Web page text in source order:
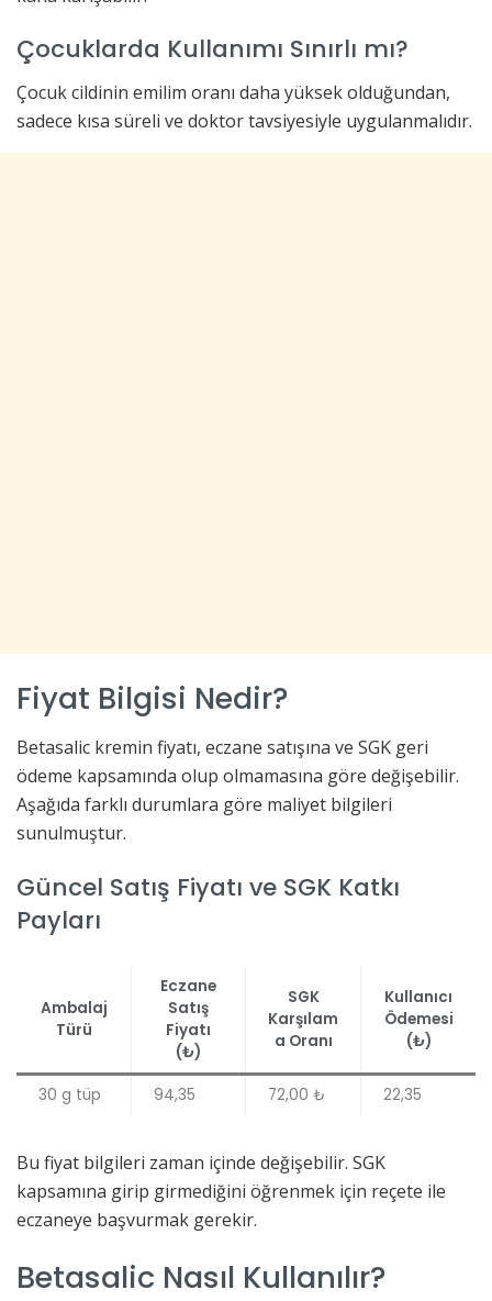
Çocuklarda Kullanımı Sınırlı mı?
Çocuk cildinin emilim oranı daha yüksek olduğundan,
sadece kısa süreli ve doktor tavsiyesiyle uygulanmalıdır.
Fiyat Bilgisi Nedir?
Betasalic kremin fiyatı, eczane satışına ve SGK geri
ödeme kapsamında olup olmamasına göre değişebilir.
Aşağıda farklı durumlara göre maliyet bilgileri
sunulmuştur.
Güncel Satış Fiyatı ve SGK Katkı
Payları
Ambalaj
Türü
Eczane
Satış
Fiyatı
(₺)
SGK
Karşılam
a Oranı
Kullanıcı
Ödemesi
(₺)
30 g tüp 94,35 72,00 ₺ 22,35
Bu fiyat bilgileri zaman içinde değişebilir. SGK
kapsamına girip girmediğini öğrenmek için reçete ile
eczaneye başvurmak gerekir.
Betasalic Nasıl Kullanılır?